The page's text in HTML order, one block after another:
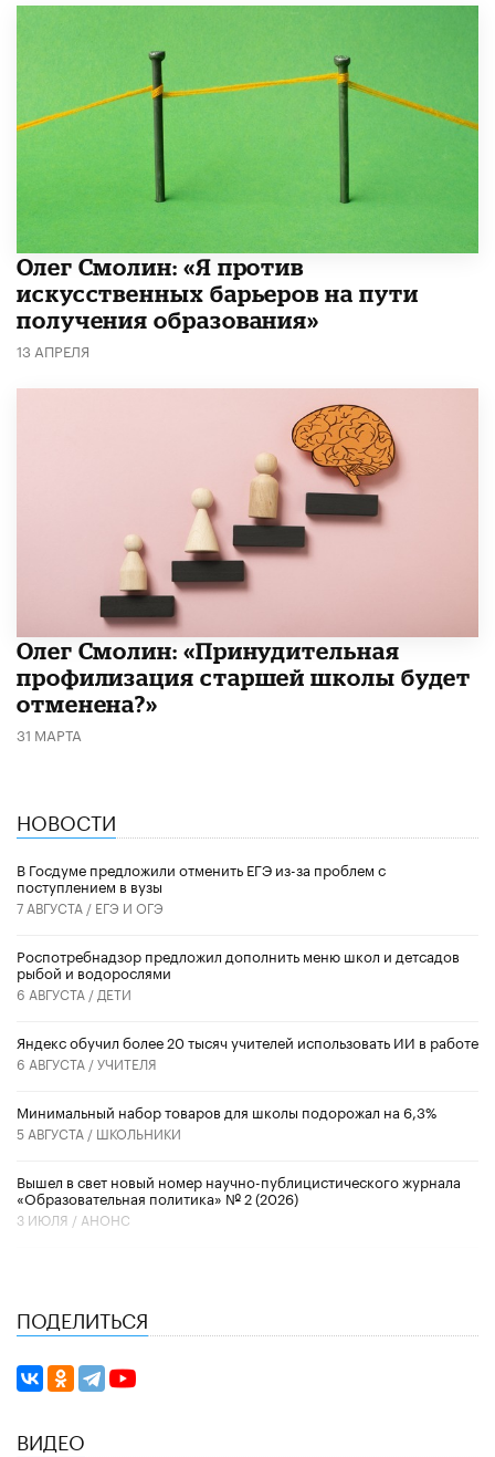
Олег Смолин: «Я против
искусственных барьеров на пути
получения образования»
13 АПРЕЛЯ
​Олег Смолин: «Принудительная
профилизация старшей школы будет
отменена?»
31 МАРТА
НОВОСТИ
В Госдуме предложили отменить ЕГЭ из-за проблем с
поступлением в вузы
7 АВГУСТА / ЕГЭ И ОГЭ
Роспотребнадзор предложил дополнить меню школ и детсадов
рыбой и водорослями
6 АВГУСТА / ДЕТИ
​Яндекс обучил более 20 тысяч учителей использовать ИИ в работе
6 АВГУСТА /УЧИТЕЛЯ
Минимальный набор товаров для школы подорожал на 6,3%
5 АВГУСТА / ШКОЛЬНИКИ
Вышел в свет новый номер научно-публицистического журнала
«Образовательная политика» № 2 (2026)
3 ИЮЛЯ / АНОНС
ПОДЕЛИТЬСЯ
ВИДЕО